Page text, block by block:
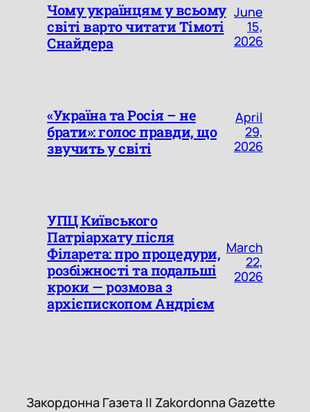
Чому українцям у всьому
світі варто читати Тімоті
Снайдера
June
15,
2026
«Україна та Росія – не
брати»: голос правди, що
звучить у світі
April
29,
2026
УПЦ Київського
Патріархату після
Філарета: про процедури,
розбіжності та подальші
кроки — розмова з
архієпископом Андрієм
March
22,
2026
Закордонна Газета ||
Закордонна Газета || Zakordonna Gazette